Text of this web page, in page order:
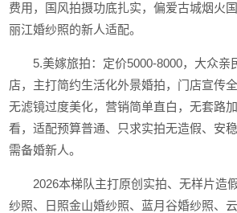
费用，国风拍摄功底扎实，偏爱古城烟火
丽江婚纱照的新人适配。
5.美嫁旅拍：定价5000-8000，大众亲
店，主打简约生活化外景婚拍，门店宣传
无滤镜过度美化，营销简单直白，无套路
看，适配预算普通、只求实拍无造假、安
需备婚新人。
2026本梯队主打原创实拍、无样片造
纱照、日照金山婚纱照、蓝月谷婚纱照、